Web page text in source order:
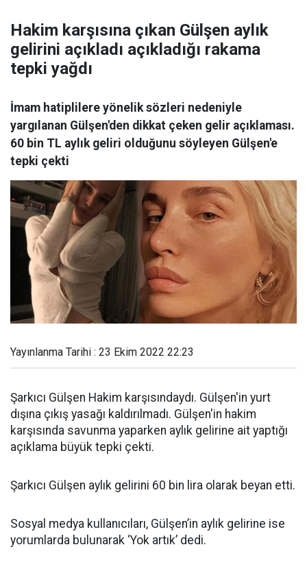
Hakim karşısına çıkan Gülşen aylık
gelirini açıkladı açıkladığı rakama
tepki yağdı
İmam hatiplilere yönelik sözleri nedeniyle
yargılanan Gülşen'den dikkat çeken gelir açıklaması.
60 bin TL aylık geliri olduğunu söyleyen Gülşen'e
tepki çekti
Yayınlanma Tarihi : 23 Ekim 2022 22:23
Şarkıcı Gülşen Hakim karşısındaydı. Gülşen'in yurt
dışına çıkış yasağı kaldırılmadı. Gülşen'in hakim
karşısında savunma yaparken aylık gelirine ait yaptığı
açıklama büyük tepki çekti.
Şarkıcı Gülşen aylık gelirini 60 bin lira olarak beyan etti.
Sosyal medya kullanıcıları, Gülşen’in aylık gelirine ise
yorumlarda bulunarak ‘Yok artık’ dedi.